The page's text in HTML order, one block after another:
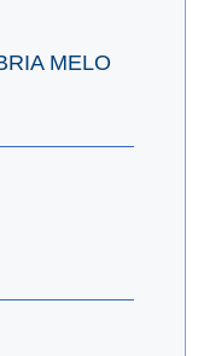
MELO